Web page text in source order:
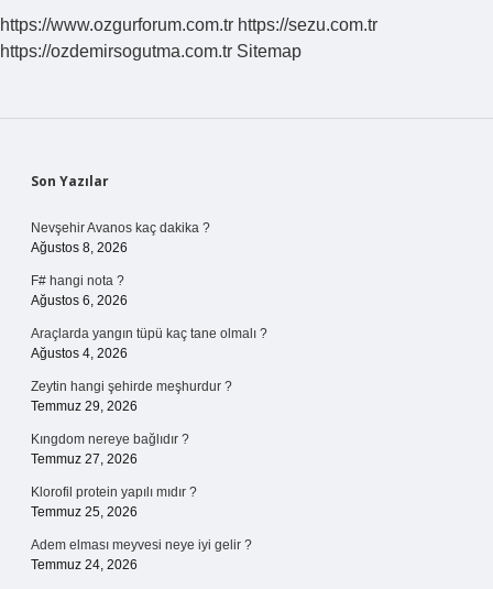
https://www.ozgurforum.com.tr https://sezu.com.tr
https://ozdemirsogutma.com.tr Sitemap
Sidebar
Son Yazılar
Nevşehir Avanos kaç dakika ?
Ağustos 8, 2026
F# hangi nota ?
Ağustos 6, 2026
Araçlarda yangın tüpü kaç tane olmalı ?
Ağustos 4, 2026
Zeytin hangi şehirde meşhurdur ?
Temmuz 29, 2026
Kıngdom nereye bağlıdır ?
Temmuz 27, 2026
Klorofil protein yapılı mıdır ?
Temmuz 25, 2026
Adem elması meyvesi neye iyi gelir ?
Temmuz 24, 2026